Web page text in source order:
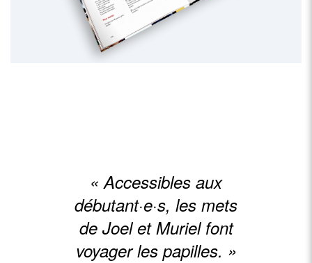
« Accessibles aux
débutant·e·s, les mets
de Joel et Muriel font
voyager les papilles. »